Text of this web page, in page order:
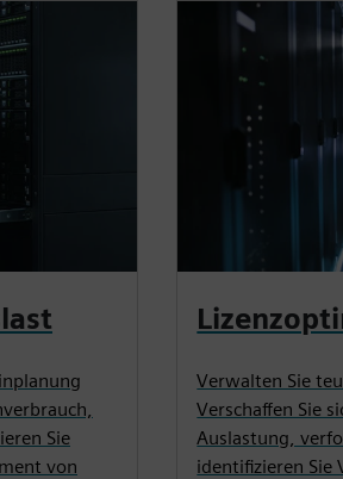
Sie
von
Verwalten Sie
Verschaffen Sie
Auslastung,
identifizieren Sie